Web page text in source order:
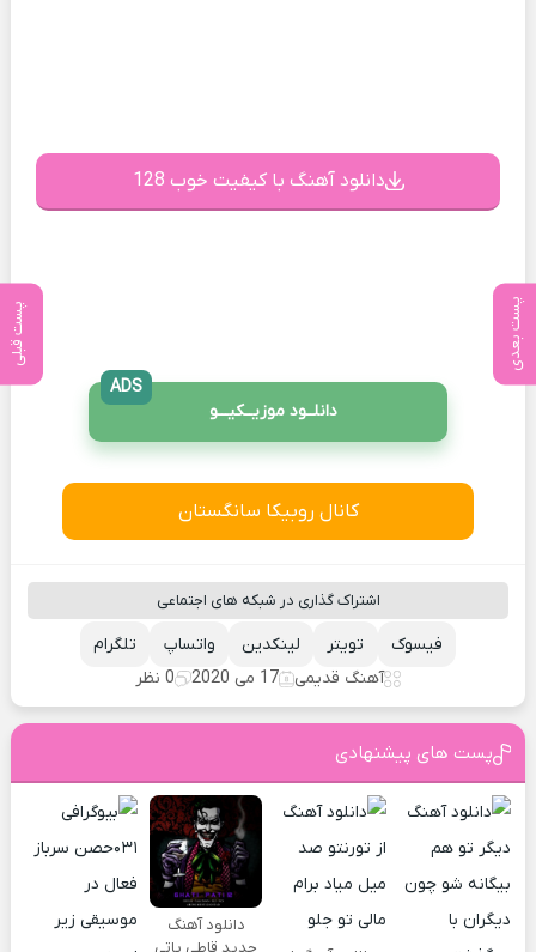
پست بعدی پست قبلی
دانلود آهنگ با کیفیت خوب 128
دانلــود موزیــکیـــو
ADS
کانال روبیکا سانگستان
اشتراک گذاری در شبکه های اجتماعی
تلگرام واتساپ لینکدین تویتر
فیسوک
آهنگ قدیمی
17 می 2020 0 نظر
پست های پیشنهادی
دانلود آهنگ